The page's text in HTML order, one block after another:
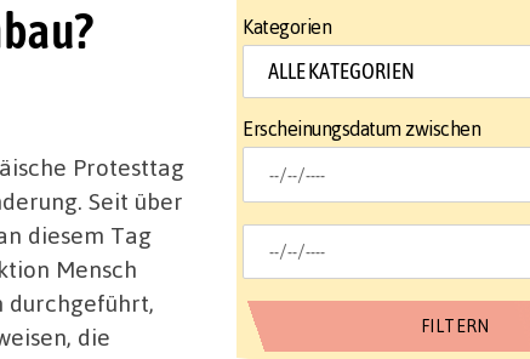
Protesttag
Seit über
diesem Tag
Mensch
die
Kategorien
Erscheinungsdatum zwischen